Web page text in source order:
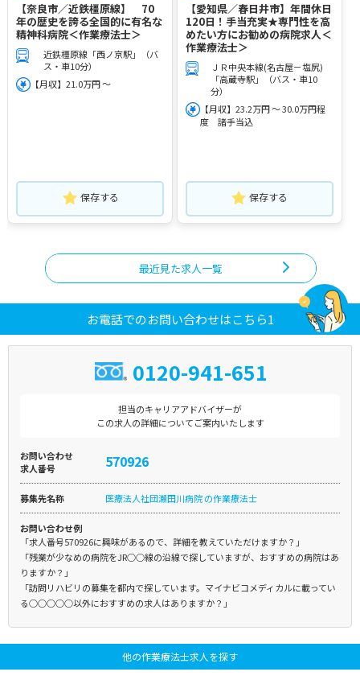
【奈良市／近鉄橿原線】 70
年の歴史を誇る全国的に有名な
精神科病院＜作業療法士＞
近鉄橿原線「西ノ京駅」（バ
ス・車10分）
【月収】21.0万円 ～
保存する
【愛知県／春日井市】年間休日
120日！手当充実★専門性を高
めたい方にお勧めの病院求人＜
作業療法士＞
ＪＲ中央本線(名古屋－塩尻)
「高蔵寺駅」（バス・車10
分）
【月収】23.2万円 ～ 30.0万円程
度 諸手当込
保存する
最近見た求人一覧
お電話でのお問い合わせはこちら1
0120-941-651
担当のキャリアアドバイザーが
この求人の詳細についてご案内いたします
お問い合わせ
求人番号
570926
募集先名称 医療法人社団瀬田川病院 の作業療法士
お問い合わせ例
「求人番号570926に興味があるので、詳細を教えていただけますか？」
「残業が少なめの病院をJR○○線の沿線で探していますが、おすすめの病院はあ
りますか？」
「訪問リハビリの募集を都内で探しています。マイナビコメディカルに載ってい
る○○○○○以外におすすめの求人はありますか？」
他の作業療法士求人を探す